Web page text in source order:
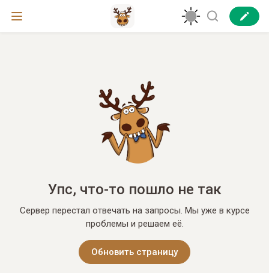
Упс, что-то пошло не так
Сервер перестал отвечать на запросы. Мы уже в курсе
проблемы и решаем её.
Обновить страницу